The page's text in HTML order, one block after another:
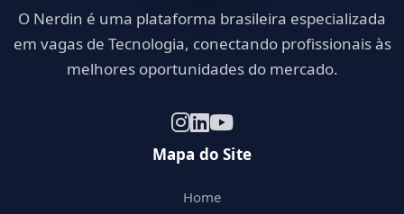
O Nerdin é uma plataforma brasileira especializada
em vagas de Tecnologia, conectando profissionais às
melhores oportunidades do mercado.
Mapa do Site
Home